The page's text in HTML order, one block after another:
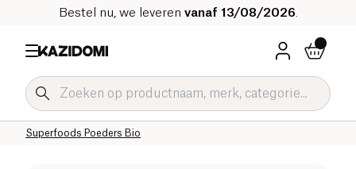
Bestel nu, we leveren vanaf 13/08/2026
Superfoods Poeders Bio
Superfoods en Welzijnsdranken Bio
Onze biologische catalogus
Home